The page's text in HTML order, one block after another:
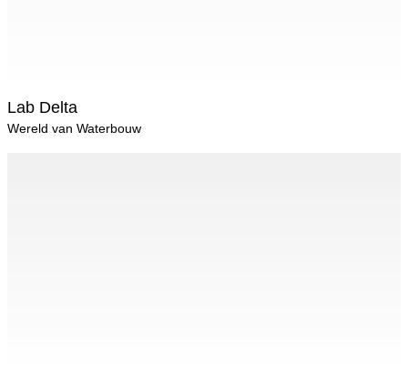
Lab Delta
Wereld van Waterbouw